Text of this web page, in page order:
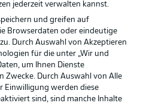
Jobs
Partner
Liveticker
jederzeit verwalten kannst.
und greifen auf
Browserdaten oder eindeutige
Durch Auswahl von Akzeptieren
für die unter „Wir und
um Ihnen Dienste
Zwecke. Durch Auswahl von Alle
Einwilligung werden diese
sind, sind manche Inhalte